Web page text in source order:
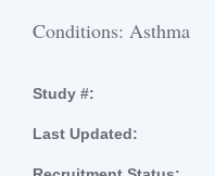
Conditions: Asthma
Study #:
Last Updated: